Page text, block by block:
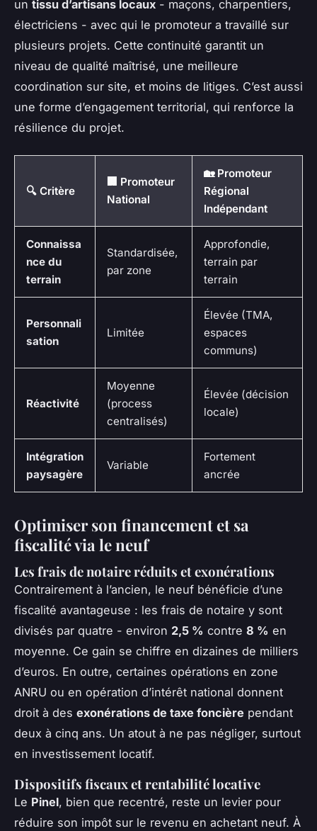
un tissu d’artisans locaux - maçons, charpentiers,
électriciens - avec qui le promoteur a travaillé sur
plusieurs projets. Cette continuité garantit un
niveau de qualité maîtrisé, une meilleure
coordination sur site, et moins de litiges. C’est aussi
une forme d’engagement territorial, qui renforce la
résilience du projet.
🔍 Critère
🏢 Promoteur
National
🏡 Promoteur
Régional
Indépendant
Connaissa
nce du
terrain
Standardisée,
par zone
Approfondie,
terrain par
terrain
Personnali
sation
Limitée
Élevée (TMA,
espaces
communs)
Réactivité
Moyenne
(process
centralisés)
Élevée (décision
locale)
Intégration
paysagère
Variable
Fortement
ancrée
Optimiser son financement et sa
fiscalité via le neuf
Les frais de notaire réduits et exonérations
Contrairement à l’ancien, le neuf bénéficie d’une
fiscalité avantageuse : les frais de notaire y sont
divisés par quatre - environ 2,5 % contre 8 % en
moyenne. Ce gain se chiffre en dizaines de milliers
d’euros. En outre, certaines opérations en zone
ANRU ou en opération d’intérêt national donnent
droit à des exonérations de taxe foncière pendant
deux à cinq ans. Un atout à ne pas négliger, surtout
en investissement locatif.
Dispositifs fiscaux et rentabilité locative
Le Pinel, bien que recentré, reste un levier pour
réduire son impôt sur le revenu en achetant neuf. À